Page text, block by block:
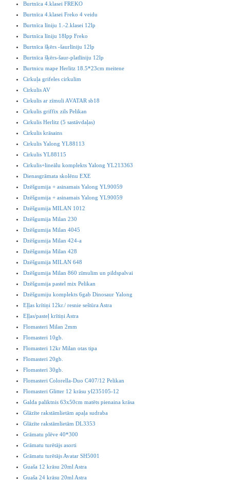
Burtnīca 4.klasei FREKO
Burtnīca 4.klasei Freko 4 veidu
Burtnīca līniju 1.-2.klasei 12lp
Burtnīca līniju 18lpp Freko
Burtnīca šķērs -šaurlīniju 12lp
Burtnīca šķērs-šaur-platlīniju 12lp
Burtnicu mape Herlitz 18.5*23cm meitene
Cirkuļa grifeles cirkulim
Cirkulis AV
Cirkulis ar zīmuli AVATAR sb18
Cirkulis griffix zils Pelikan
Cirkulis Herlitz (5 sastāvdaļas)
Cirkulis krāsains
Cirkulis Yalong YL88113
Cirkulis YL88115
Cirkulis+lineālu komplekts Yalong YL213363
Dienasgrāmata skolēnu EXE
Dzēšgumija + asinamais Yalong YL90059
Dzēšgumija + asinamais Yalong YL90059
Dzēšgumija MILAN 1012
Dzēšgumija Milan 230
Dzēšgumija Milan 4045
Dzēšgumija Milan 424-a
Dzēšgumija Milan 428
Dzēšgumija MILAN 648
Dzēšgumija Milan 860 zīmulim un pildspalvai
Dzēšgumija pastel mix Pelikan
Dzēšgumiju komplekts 6gab Dinosaur Yalong
Eļļas krītiņi 12kr./ resnie seštūra Astra
Eļļas/pasteļ krītiņi Astra
Flomasteri Milan 2mm
Flomasteri 10gb.
Flomasteri 12kr Milan otas tipa
Flomasteri 20gb.
Flomasteri 30gb.
Flomasteri Colorella-Duo C407/12 Pelikan
Flomasteri Glitter 12 krāsu yl235105-12
Galda paliktnis 63x50cm matēts pienaina krāsa
Glāzīte rakstāmlietām apaļa sudraba
Glāzīte rakstāmlietām DL3353
Grāmatu plēve 40*300
Grāmatu turētājs asorti
Grāmatu turētājs Avatar SH5001
Guaša 12 krāsu 20ml Astra
Guaša 24 krāsu 20ml Astra